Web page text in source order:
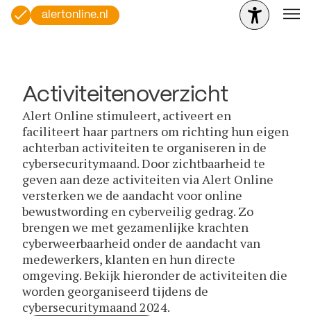
alertonline.nl
Activiteitenoverzicht
Alert Online stimuleert, activeert en
faciliteert haar partners om richting hun eigen
achterban activiteiten te organiseren in de
cybersecuritymaand. Door zichtbaarheid te
geven aan deze activiteiten via Alert Online
versterken we de aandacht voor online
bewustwording en cyberveilig gedrag. Zo
brengen we met gezamenlijke krachten
cyberweerbaarheid onder de aandacht van
medewerkers, klanten en hun directe
omgeving. Bekijk hieronder de activiteiten die
worden georganiseerd tijdens de
cybersecuritymaand 2024.